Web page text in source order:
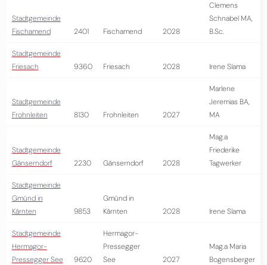
Stadtgemeinde
Fischamend
2401 Fischamend 2028
Clemens
Schnabel MA,
B.Sc.
Stadtgemeinde
Friesach
9360 Friesach 2028 Irene Slama
Stadtgemeinde
Frohnleiten
8130 Frohnleiten 2027
Marlene
Jeremias BA,
MA
Stadtgemeinde
Gänserndorf
2230 Gänserndorf 2028
Mag.a
Friederike
Tagwerker
Stadtgemeinde
Gmünd in
Kärnten
9853
Gmünd in
Kärnten
2028 Irene Slama
Stadtgemeinde
Hermagor-
Pressegger See
9620
Hermagor-
Pressegger
See
2027
Mag.a Maria
Bogensberger